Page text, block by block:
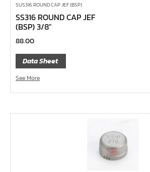
ด้ามฟรี
บ๊อกซ์เดือยโผล่
ประแจตะขอ
ประแจ L หกเหลี่ยม,ท๊อกซ์,หัวบ๊อกซ์
เหล็กส่ง, เหล็กสกัด, เหล็กตอก
ค้อน
คีม
SUS316 ROUND CAP JEF (BSP)
SS316 ROUND CAP JEF
(BSP) 3/8″
88.00
Data Sheet
See More